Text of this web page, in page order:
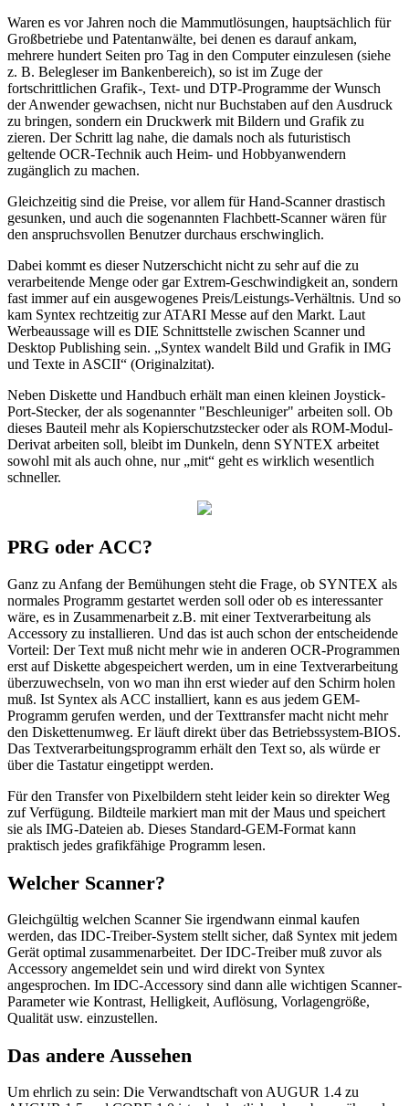
Waren es vor Jahren noch die Mammutlösungen, hauptsächlich für
Großbetriebe und Patentanwälte, bei denen es darauf ankam,
mehrere hundert Seiten pro Tag in den Computer einzulesen (siehe
z. B. Belegleser im Bankenbereich), so ist im Zuge der
fortschrittlichen Grafik-, Text- und DTP-Programme der Wunsch
der Anwender gewachsen, nicht nur Buchstaben auf den Ausdruck
zu bringen, sondern ein Druckwerk mit Bildern und Grafik zu
zieren. Der Schritt lag nahe, die damals noch als futuristisch
geltende OCR-Technik auch Heim- und Hobbyanwendern
zugänglich zu machen.
Gleichzeitig sind die Preise, vor allem für Hand-Scanner drastisch
gesunken, und auch die sogenannten Flachbett-Scanner wären für
den anspruchsvollen Benutzer durchaus erschwinglich.
Dabei kommt es dieser Nutzerschicht nicht zu sehr auf die zu
verarbeitende Menge oder gar Extrem-Geschwindigkeit an, sondern
fast immer auf ein ausgewogenes Preis/Leistungs-Verhältnis. Und so
kam Syntex rechtzeitig zur ATARI Messe auf den Markt. Laut
Werbeaussage will es DIE Schnittstelle zwischen Scanner und
Desktop Publishing sein. „Syntex wandelt Bild und Grafik in IMG
und Texte in ASCII“ (Originalzitat).
Neben Diskette und Handbuch erhält man einen kleinen Joystick-
Port-Stecker, der als sogenannter "Beschleuniger" arbeiten soll. Ob
dieses Bauteil mehr als Kopierschutzstecker oder als ROM-Modul-
Derivat arbeiten soll, bleibt im Dunkeln, denn SYNTEX arbeitet
sowohl mit als auch ohne, nur „mit“ geht es wirklich wesentlich
schneller.
PRG oder ACC?
Ganz zu Anfang der Bemühungen steht die Frage, ob SYNTEX als
normales Programm gestartet werden soll oder ob es interessanter
wäre, es in Zusammenarbeit z.B. mit einer Textverarbeitung als
Accessory zu installieren. Und das ist auch schon der entscheidende
Vorteil: Der Text muß nicht mehr wie in anderen OCR-Programmen
erst auf Diskette abgespeichert werden, um in eine Textverarbeitung
überzuwechseln, von wo man ihn erst wieder auf den Schirm holen
muß. Ist Syntex als ACC installiert, kann es aus jedem GEM-
Programm gerufen werden, und der Texttransfer macht nicht mehr
den Diskettenumweg. Er läuft direkt über das Betriebssystem-BIOS.
Das Textverarbeitungsprogramm erhält den Text so, als würde er
über die Tastatur eingetippt werden.
Für den Transfer von Pixelbildern steht leider kein so direkter Weg
zuf Verfügung. Bildteile markiert man mit der Maus und speichert
sie als IMG-Dateien ab. Dieses Standard-GEM-Format kann
praktisch jedes grafikfähige Programm lesen.
Welcher Scanner?
Gleichgültig welchen Scanner Sie irgendwann einmal kaufen
werden, das IDC-Treiber-System stellt sicher, daß Syntex mit jedem
Gerät optimal zusammenarbeitet. Der IDC-Treiber muß zuvor als
Accessory angemeldet sein und wird direkt von Syntex
angesprochen. Im IDC-Accessory sind dann alle wichtigen Scanner-
Parameter wie Kontrast, Helligkeit, Auflösung, Vorlagengröße,
Qualität usw. einzustellen.
Das andere Aussehen
Um ehrlich zu sein: Die Verwandtschaft von AUGUR 1.4 zu